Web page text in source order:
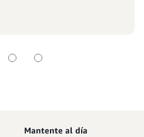
Mantente al día